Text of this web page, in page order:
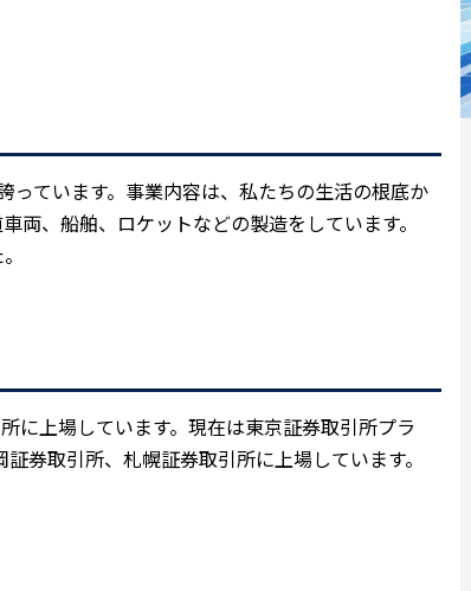
ています。事業内容は、私たちの生活の根底か
両、船舶、ロケットなどの製造をしています。
に上場しています。現在は東京証券取引所プラ
券取引所、札幌証券取引所に上場しています。